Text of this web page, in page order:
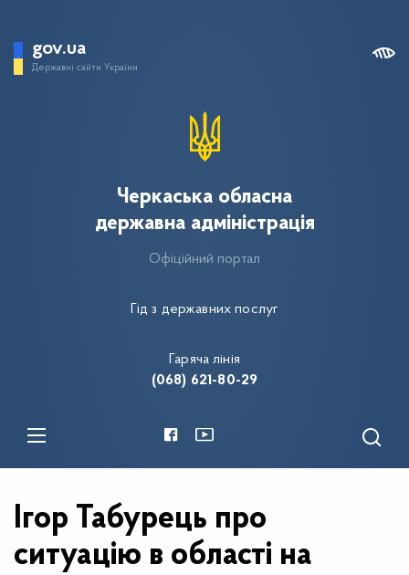
gov.ua
Державні сайти України
Гід з державних послуг
Черкаська обласна
державна адміністрація
Офіційний портал
Гаряча лінія
(068) 621-80-29
Ігор Табурець про
ситуацію в області на